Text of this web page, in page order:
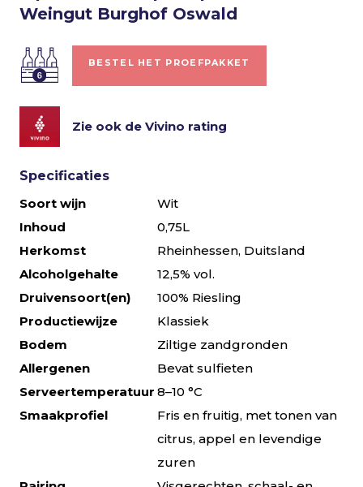
Weingut Burghof Oswald
BESTEL HET PROEFPAKKET
Zie ook de Vivino rating
Specificaties
Soort wijn
Wit
Inhoud
0,75L
Herkomst
Rheinhessen, Duitsland
Alcoholgehalte
12,5% vol.
Druivensoort(en)
100% Riesling
Productiewijze
Klassiek
Bodem
Ziltige zandgronden
Allergenen
Bevat sulfieten
Serveertemperatuur 8–10 °C
Smaakprofiel
Fris en fruitig, met tonen van
citrus, appel en levendige
zuren